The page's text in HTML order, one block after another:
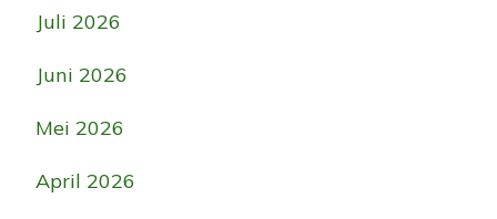
Juli 2026
Juni 2026
Mei 2026
April 2026